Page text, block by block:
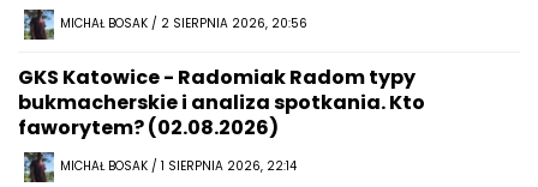
MICHAŁ BOSAK / 2 SIERPNIA 2026, 20:56
GKS Katowice - Radomiak Radom typy
bukmacherskie i analiza spotkania. Kto
faworytem? (02.08.2026)
MICHAŁ BOSAK / 1 SIERPNIA 2026, 22:14